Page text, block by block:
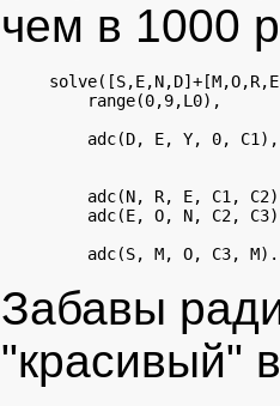
чем в 1000
range(0,9,L0),
adc(D, E, Y, 0,
adc(N, R, E, C1,
adc(E, O, N, C2,
Забавы
"красивый"